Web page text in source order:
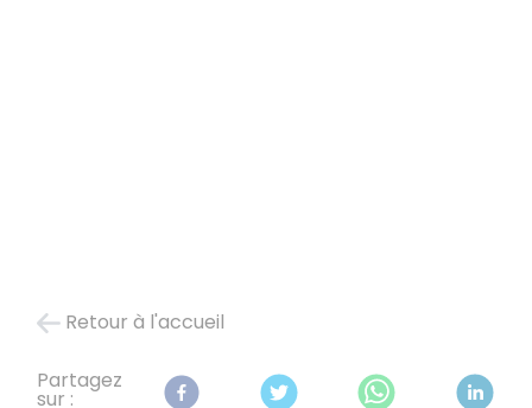
Retour à l'accueil
Partagez
sur :